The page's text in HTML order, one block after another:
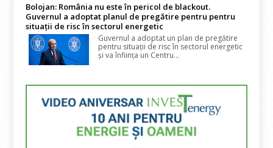
Bolojan: România nu este în pericol de blackout.
Guvernul a adoptat planul de pregătire pentru pentru
situații de risc în sectorul energetic
Guvernul a adoptat un plan de pregătire
pentru situații de risc în sectorul energetic
și va înființa un Centru...